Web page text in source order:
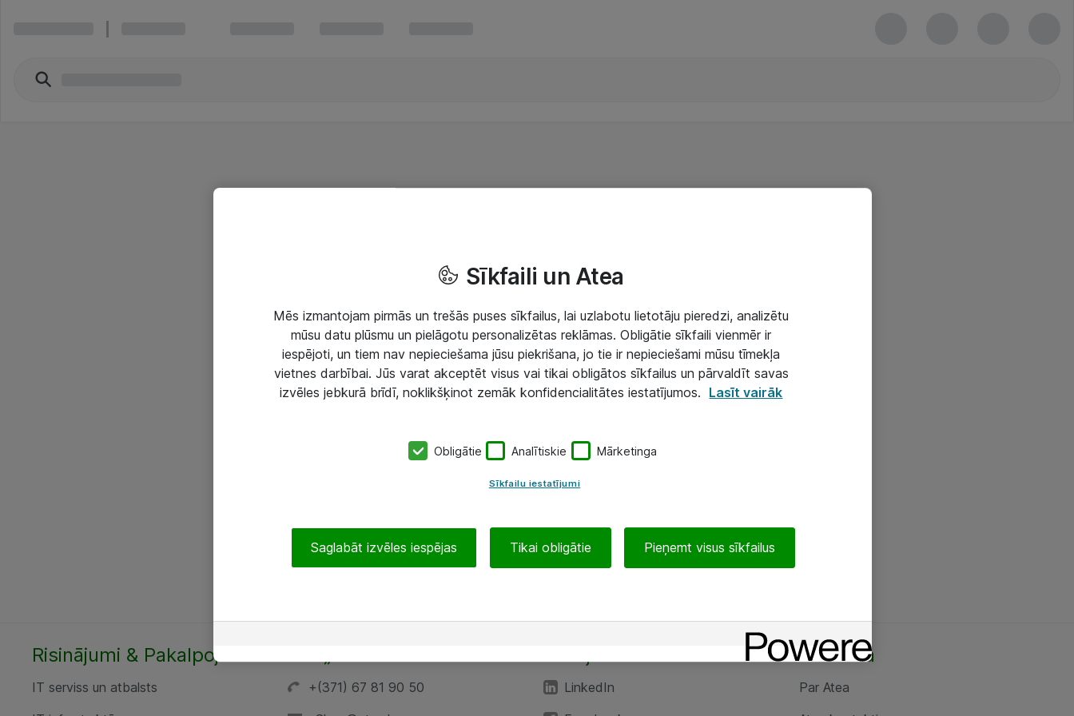
Risinājumi & Pakalpojumi
IT serviss un atbalsts
+(371) 67 81 90 50
LinkedIn
Par Atea
Par Atea
Sīkfaili un Atea
Mēs izmantojam pirmās un trešās puses sīkfailus, lai uzlabotu lietotāju pieredzi, analizētu
mūsu datu plūsmu un pielāgotu personalizētas reklāmas. Obligātie sīkfaili vienmēr ir
iespējoti, un tiem nav nepieciešama jūsu piekrišana, jo tie ir nepieciešami mūsu tīmekļa
vietnes darbībai. Jūs varat akceptēt visus vai tikai obligātos sīkfailus un pārvaldīt savas
izvēles jebkurā brīdī, noklikšķinot zemāk konfidencialitātes iestatījumos. Lasīt vairāk
Obligātie Analītiskie Mārketinga
Sīkfailu iestatījumi
Saglabāt izvēles iespējas Tikai obligātie Pieņemt visus sīkfailus